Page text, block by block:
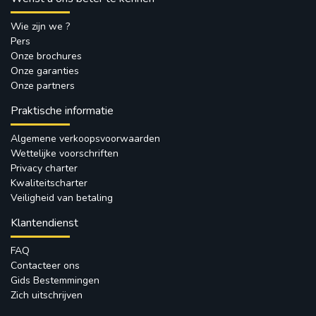
Wie zijn we ?
Pers
Onze brochures
Onze garanties
Onze partners
Praktische informatie
Algemene verkoopsvoorwaarden
Wettelijke voorschriften
Privacy charter
Kwaliteitscharter
Veiligheid van betaling
Klantendienst
FAQ
Contacteer ons
Gids Bestemmingen
Zich uitschrijven